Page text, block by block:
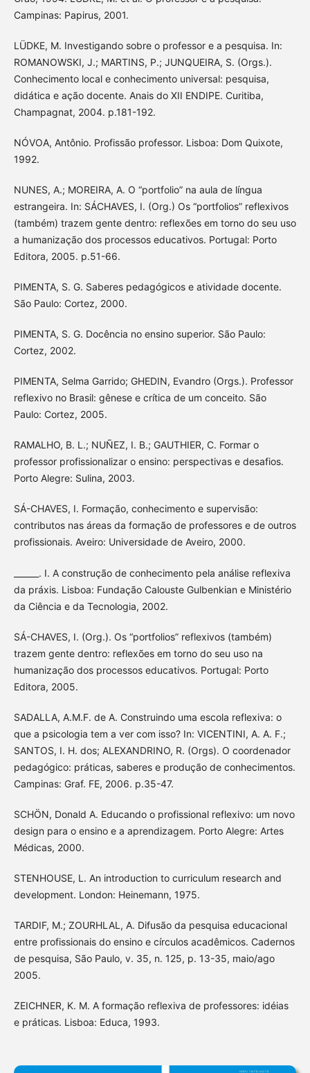
Campinas: Papirus, 2001.
LÜDKE, M. Investigando sobre o professor e a pesquisa. In:
ROMANOWSKI, J.; MARTINS, P.; JUNQUEIRA, S. (Orgs.).
Conhecimento local e conhecimento universal: pesquisa,
didática e ação docente. Anais do XII ENDIPE. Curitiba,
Champagnat, 2004. p.181-192.
NÓVOA, Antônio. Profissão professor. Lisboa: Dom Quixote,
1992.
NUNES, A.; MOREIRA, A. O “portfolio” na aula de língua
estrangeira. In: SÁCHAVES, I. (Org.) Os “portfolios” reflexivos
(também) trazem gente dentro: reflexões em torno do seu uso
a humanização dos processos educativos. Portugal: Porto
Editora, 2005. p.51-66.
PIMENTA, S. G. Saberes pedagógicos e atividade docente.
São Paulo: Cortez, 2000.
PIMENTA, S. G. Docência no ensino superior. São Paulo:
Cortez, 2002.
PIMENTA, Selma Garrido; GHEDIN, Evandro (Orgs.). Professor
reflexivo no Brasil: gênese e crítica de um conceito. São
Paulo: Cortez, 2005.
RAMALHO, B. L.; NUÑEZ, I. B.; GAUTHIER, C. Formar o
professor profissionalizar o ensino: perspectivas e desafios.
Porto Alegre: Sulina, 2003.
SÁ-CHAVES, I. Formação, conhecimento e supervisão:
contributos nas áreas da formação de professores e de outros
profissionais. Aveiro: Universidade de Aveiro, 2000.
______. I. A construção de conhecimento pela análise reflexiva
da práxis. Lisboa: Fundação Calouste Gulbenkian e Ministério
da Ciência e da Tecnologia, 2002.
SÁ-CHAVES, I. (Org.). Os “portfolios” reflexivos (também)
trazem gente dentro: reflexões em torno do seu uso na
humanização dos processos educativos. Portugal: Porto
Editora, 2005.
SADALLA, A.M.F. de A. Construindo uma escola reflexiva: o
que a psicologia tem a ver com isso? In: VICENTINI, A. A. F.;
SANTOS, I. H. dos; ALEXANDRINO, R. (Orgs). O coordenador
pedagógico: práticas, saberes e produção de conhecimentos.
Campinas: Graf. FE, 2006. p.35-47.
SCHÖN, Donald A. Educando o profissional reflexivo: um novo
design para o ensino e a aprendizagem. Porto Alegre: Artes
Médicas, 2000.
STENHOUSE, L. An introduction to curriculum research and
development. London: Heinemann, 1975.
TARDIF, M.; ZOURHLAL, A. Difusão da pesquisa educacional
entre profissionais do ensino e círculos acadêmicos. Cadernos
de pesquisa, São Paulo, v. 35, n. 125, p. 13-35, maio/ago
2005.
ZEICHNER, K. M. A formação reflexiva de professores: idéias
e práticas. Lisboa: Educa, 1993.